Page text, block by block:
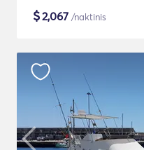
$2,067 /naktinis